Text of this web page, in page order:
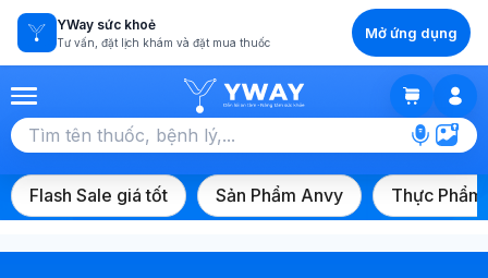
YWay sức khoẻ
Tư vấn, đặt lịch khám và đặt mua thuốc
Mở ứng dụng
Chọn tất cả (0) GIỎ HÀNG
Flash Sale giá tốt Sản Phẩm Anvy Thực